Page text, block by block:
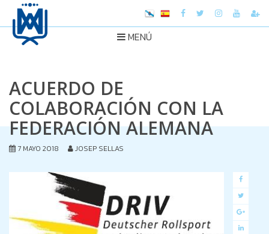
MENÚ
ACUERDO DE
COLABORACIÓN CON LA
FEDERACIÓN ALEMANA
7 MAYO 2018 JOSEP SELLAS